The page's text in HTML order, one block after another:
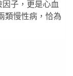
子，更是心血
類慢性病，恰為